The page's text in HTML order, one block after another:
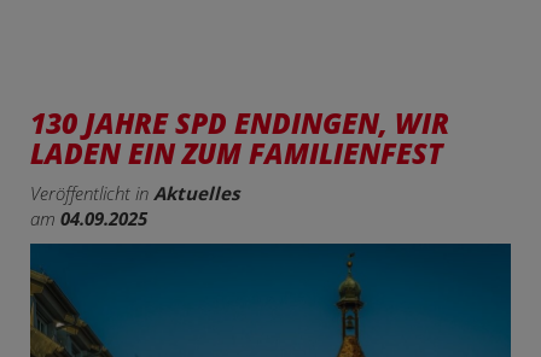
130 JAHRE SPD ENDINGEN, WIR
LADEN EIN ZUM FAMILIENFEST
Veröffentlicht in Aktuelles
am 04.09.2025